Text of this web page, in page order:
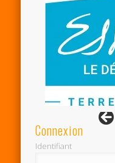
Connexion
Identifiant